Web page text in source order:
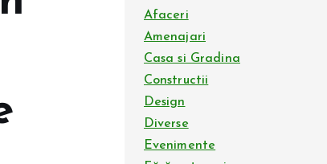
Afaceri
Amenajari
Casa si Gradina
Constructii
Design
Diverse
Evenimente